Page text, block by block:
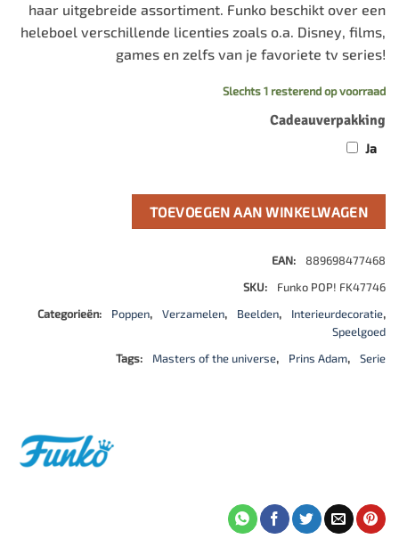
haar uitgebreide assortiment. Funko beschikt over een
heleboel verschillende licenties zoals o.a. Disney, films,
games en zelfs van je favoriete tv series!
Slechts 1 resterend op voorraad
Cadeauverpakking
Ja
TOEVOEGEN AAN WINKELWAGEN
EAN:
889698477468
SKU:
Funko POP! FK47746
Categorieën:
Poppen, Verzamelen, Beelden, Interieurdecoratie,
Speelgoed
Tags:
Masters of the universe, Prins Adam, Serie